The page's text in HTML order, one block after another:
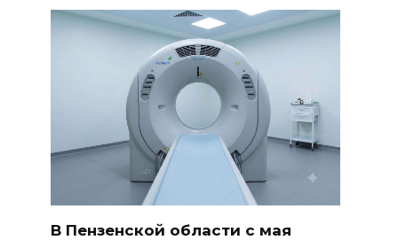
В Пензенской области с мая